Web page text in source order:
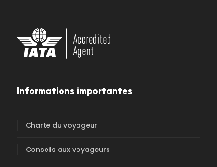
Informations importantes
Charte du voyageur
Conseils aux voyageurs